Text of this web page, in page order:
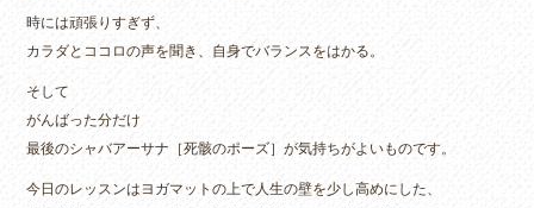
時には頑張りすぎず、
カラダとココロの声を聞き、自身でバランスをはかる。
そして
がんばった分だけ
最後のシャバアーサナ［死骸のポーズ］が気持ちがよいものです。
今日のレッスンはヨガマットの上で人生の壁を少し高めにした、